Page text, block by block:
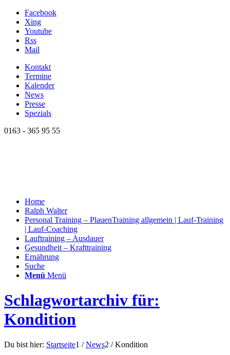
Facebook
Xing
Youtube
Rss
Mail
Kontakt
Termine
Kalender
News
Presse
Spezials
0163 - 365 95 55
Home
Ralph Walter
Personal Training – PlauenTraining allgemein | Lauf-Training
| Lauf-Coaching
Lauftraining – Ausdauer
Gesundheit – Krafttraining
Ernährung
Suche
Menü Menü
Schlagwortarchiv für:
Kondition
Du bist hier: Startseite1 / News2 / Kondition